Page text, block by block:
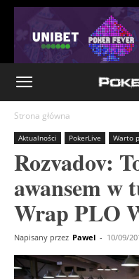
Strona główna
Aktualności PokerLive Warto
Rozvadov:
awansem w
Wrap PLO
Napisany przez Pawel - 10/09/